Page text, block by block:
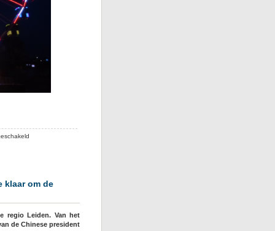
reuzenrad
haar
belangrijkste
klaar om de
regio Leiden. Van het
de Chinese president